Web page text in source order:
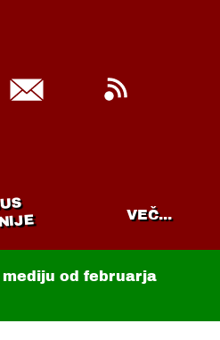
VEČ...
od februarja